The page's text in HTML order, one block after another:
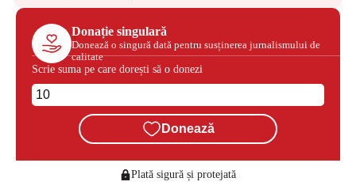
Donație singulară
Donează o singură dată pentru susținerea jurnalismului de
calitate
Scrie suma pe care dorești să o donezi
Donează
Plată sigură și protejată